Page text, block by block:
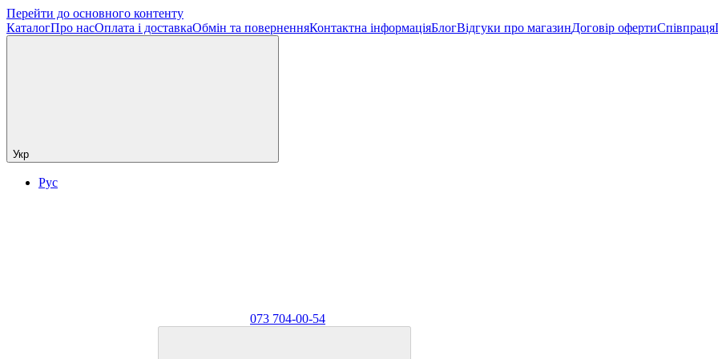
Перейти до основного контенту
КаталогПро насОплата і доставкаОбмін та поверненняКонтактна інформаціяБлогВідгуки про магазинДоговір офертиСпівпраця
Укр
Рус
073 704-00-54